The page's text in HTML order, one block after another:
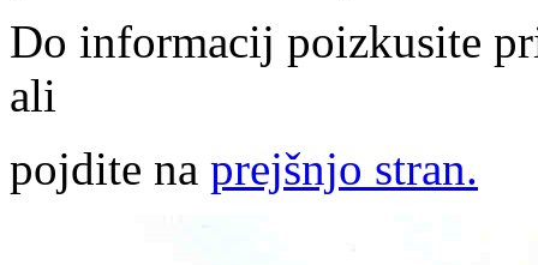
Do informacij poizkusite
ali
pojdite na prejšnjo stran.